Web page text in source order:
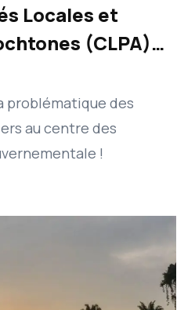
Locales et
(CLPA)
Kouilou
problématique des
au centre des
!